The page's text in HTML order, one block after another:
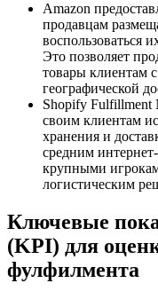
Amazon
продавцам
воспользоваться
Это позволяет
товары клиентам
географической
Shopify Fulfillment
своим клиентам
хранения и
средним
крупными
логистическим
Ключевые
(KPI) для
фулфилмента